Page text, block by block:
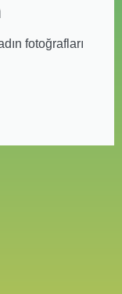
fotoğrafları